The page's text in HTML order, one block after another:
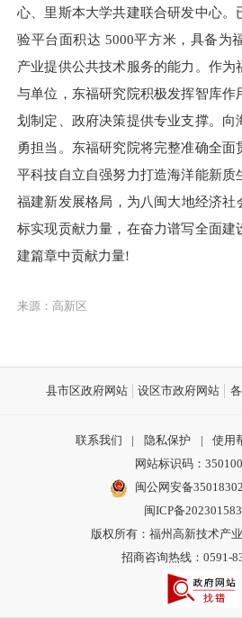
心、里斯本大学共建联合研发中心。
验平台面积达 5000平方米，具备为
产业提供公共技术服务的能力。作为
与单位，东福研究院积极发挥智库作
划制定、政府决策提供专业支撑。向
勇担当。东福研究院将完整准确全面
平科技自立自强努力打造海洋能新质
福建新发展格局，为八闽大地经济社
标实现贡献力量，在奋力谱写全面建
建篇章中贡献力量!
来源：高新区
县市区政府网站 设区市政府网站
联系我们 | 隐私保护 | 使用
网站标识码：
闽公网安备
闽ICP备
版权所有：福州高新技术产
招商咨询热线：0591-